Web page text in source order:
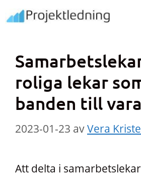
Hoppa
till
roliga lekar
banden till
2023-01-23 avVera
Att delta i